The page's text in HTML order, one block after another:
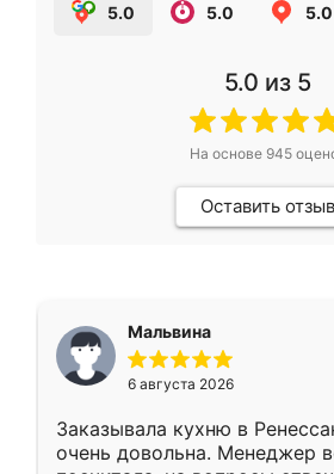
5.0 5.0 5.0
5.0 из 5
На основе 945
Оставить отзыв
Мальвина
6 августа 2026
Заказывала кухню в
очень довольна. Менеджер